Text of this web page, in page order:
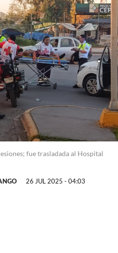
fue trasladada al Hospital
26 JUL 2025 - 04:03